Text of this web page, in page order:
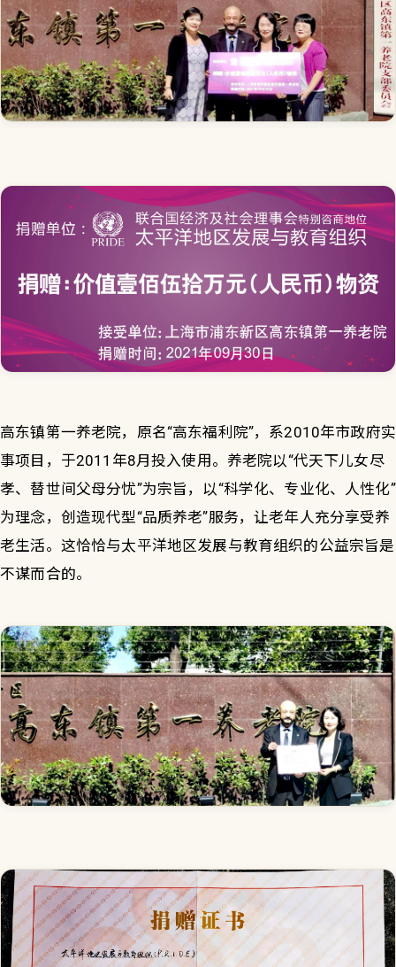
高东镇第一养老院，原名“高东福利院”，系2010年市政府实
事项目，于2011年8月投入使用。养老院以“代天下儿女尽
孝、替世间父母分忧”为宗旨，以“科学化、专业化、人性化”
为理念，创造现代型“品质养老”服务，让老年人充分享受养
老生活。这恰恰与太平洋地区发展与教育组织的公益宗旨是
不谋而合的。